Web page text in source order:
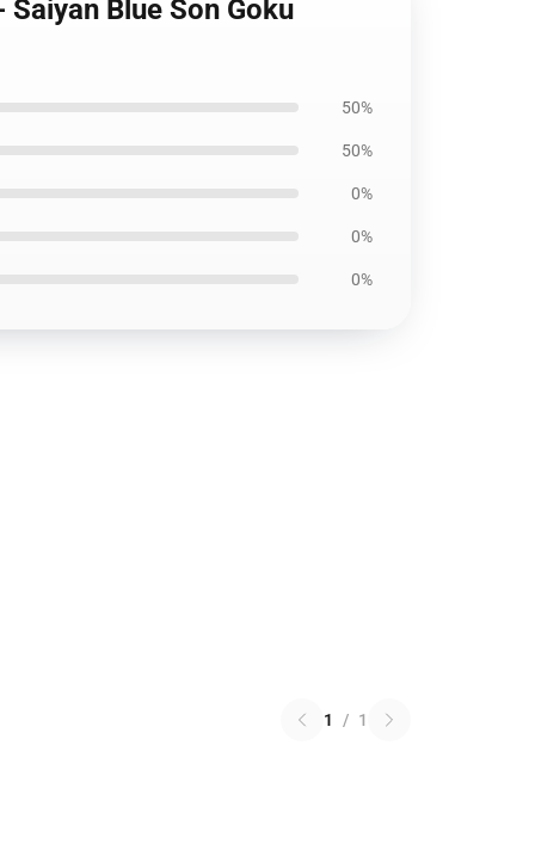
Blue Son Goku
50%
50%
0%
0%
0%
1 / 1